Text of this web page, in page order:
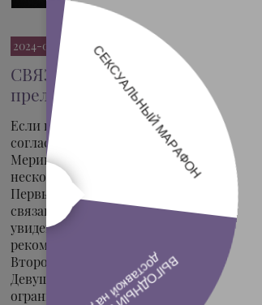
2024-03-23
СВЯЗЫВАНИЕ -
прелюдии!
Если все сделать правильно, то ваш
согласится на связывание, а будет в
Меринтофилия (так называется
несколько уровней.
Первый уровень.Здесь просто нравятся
связанных людей. Девушка, как правило,
увиденного, но сама очень боится
рекомендуетиспользовать это как
Второй уровень. Нравится связывание
Девушка получает настоящее
ограничены ...